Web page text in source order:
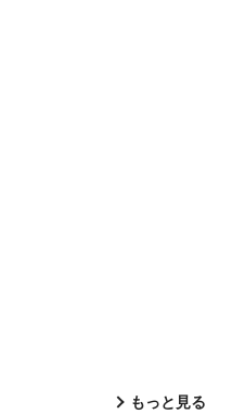
もっと見る